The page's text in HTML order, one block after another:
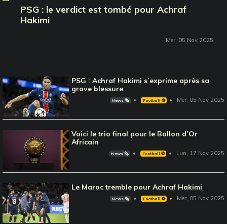
PSG : le verdict est tombé pour Achraf
Hakimi
Mer, 05 Nov 2025
PSG : Achraf Hakimi s’exprime après sa
grave blessure
News 🗞️ Football ⚽️ Mer, 05 Nov 2025
Voici le trio final pour le Ballon d’Or
Africain
News 🗞️ Football ⚽️ Lun, 17 Nov 2025
Le Maroc tremble pour Achraf Hakimi
News 🗞️ Football ⚽️ Mer, 05 Nov 2025